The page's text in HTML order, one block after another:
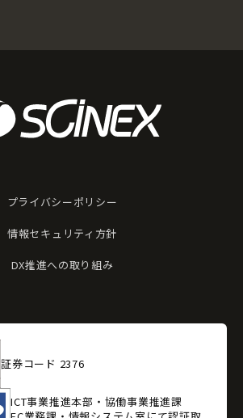
プライバシーポリシー
情報セキュリティ方針
DX推進への取り組み
証券コード 2376
ICT事業推進本部・協働事業推進課